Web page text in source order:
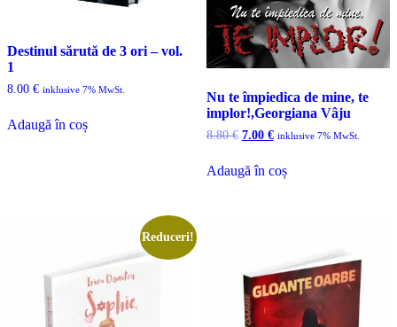
Destinul sărută de 3 ori – vol.
1
8.00 € inklusive 7% MwSt.
Adaugă în coș
Nu te împiedica de mine, te
implor!,Georgiana Vâju
8.80€ Prețul
a
fost:
7.00 €Prețul
7.00 €.
inklusive 7% MwSt.
Adaugă în coș
Reduceri!